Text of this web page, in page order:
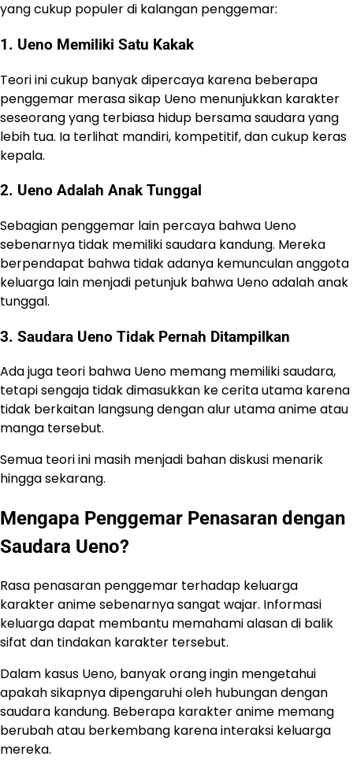
yang cukup populer di kalangan penggemar:
1. Ueno Memiliki Satu Kakak
Teori ini cukup banyak dipercaya karena beberapa
penggemar merasa sikap Ueno menunjukkan karakter
seseorang yang terbiasa hidup bersama saudara yang
lebih tua. Ia terlihat mandiri, kompetitif, dan cukup keras
kepala.
2. Ueno Adalah Anak Tunggal
Sebagian penggemar lain percaya bahwa Ueno
sebenarnya tidak memiliki saudara kandung. Mereka
berpendapat bahwa tidak adanya kemunculan anggota
keluarga lain menjadi petunjuk bahwa Ueno adalah anak
tunggal.
3. Saudara Ueno Tidak Pernah Ditampilkan
Ada juga teori bahwa Ueno memang memiliki saudara,
tetapi sengaja tidak dimasukkan ke cerita utama karena
tidak berkaitan langsung dengan alur utama anime atau
manga tersebut.
Semua teori ini masih menjadi bahan diskusi menarik
hingga sekarang.
Mengapa Penggemar Penasaran dengan
Saudara Ueno?
Rasa penasaran penggemar terhadap keluarga
karakter anime sebenarnya sangat wajar. Informasi
keluarga dapat membantu memahami alasan di balik
sifat dan tindakan karakter tersebut.
Dalam kasus Ueno, banyak orang ingin mengetahui
apakah sikapnya dipengaruhi oleh hubungan dengan
saudara kandung. Beberapa karakter anime memang
berubah atau berkembang karena interaksi keluarga
mereka.